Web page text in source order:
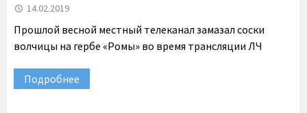
14.02.2019
Прошлой весной местный телеканал замазал соски
волчицы на гербе «Ромы» во время трансляции ЛЧ
Подробнее